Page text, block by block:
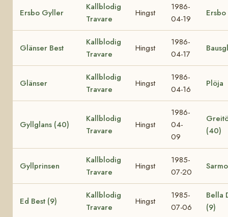
Ersbo Gyller
Kallblodig
Travare
Hingst
1986-
04-19
Ersbo
Glänser Best
Kallblodig
Travare
Hingst
1986-
04-17
Glänser
Kallblodig
Travare
Hingst
1986-
04-16
Plöja
Gyllglans (40)
Kallblodig
Travare
Hingst
1986-
04-
09
(40)
Gyllprinsen
Kallblodig
Travare
Hingst
1985-
07-20
Ed Best (9)
Kallblodig
Travare
Hingst
1985-
07-06
Bella
(9)